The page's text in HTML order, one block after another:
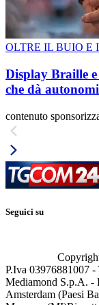
OLTRE IL BUIO E
Display Braille
che dà
contenuto
Seguici su
P.Iva 03976881007
Mediamond S.p.A. -
Amsterdam (Paesi